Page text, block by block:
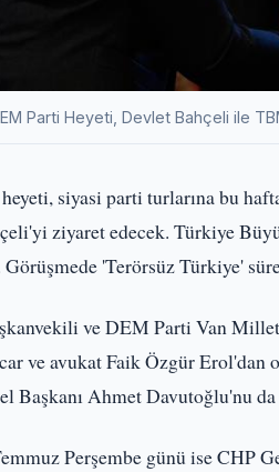
Parti Heyeti, Devlet Bahçeli ile
siyasi parti turlarına bu
ziyaret edecek. Türkiye
Görüşmede 'Terörsüz Türkiye'
ve DEM Parti Van
ve avukat Faik Özgür Erol'dan
Başkanı Ahmet Davutoğlu'nu
Perşembe günü ise CHP